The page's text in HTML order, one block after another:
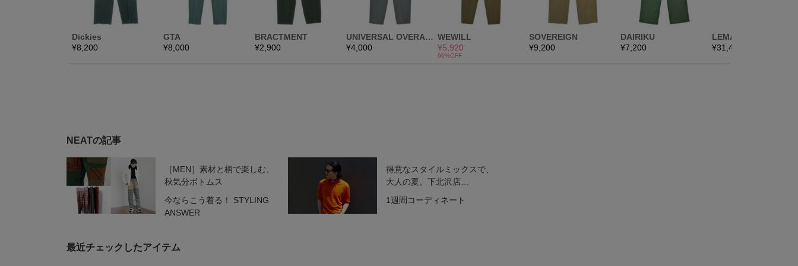
NEATの記事
［MEN］素材と柄で楽しむ、
秋気分ボトムス
今ならこう着る！ STYLING
ANSWER
得意なスタイルミックスで、
大人の夏。下北沢店
1週間コーディネート
最近チェックしたアイテム